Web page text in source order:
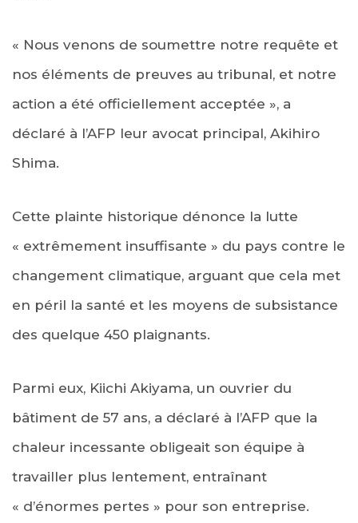
« Nous venons de soumettre notre requête et
nos éléments de preuves au tribunal, et notre
action a été officiellement acceptée », a
déclaré à l’AFP leur avocat principal, Akihiro
Shima.
Cette plainte historique dénonce la lutte
« extrêmement insuffisante » du pays contre le
changement climatique, arguant que cela met
en péril la santé et les moyens de subsistance
des quelque 450 plaignants.
Parmi eux, Kiichi Akiyama, un ouvrier du
bâtiment de 57 ans, a déclaré à l’AFP que la
chaleur incessante obligeait son équipe à
travailler plus lentement, entraînant
« d’énormes pertes » pour son entreprise.